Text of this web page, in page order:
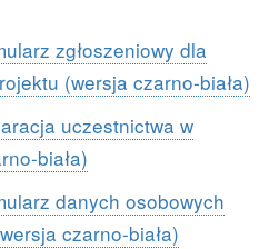
zgłoszeniowy dla
(wersja czarno-biała)
uczestnictwa w
biała)
danych osobowych
czarno-biała)